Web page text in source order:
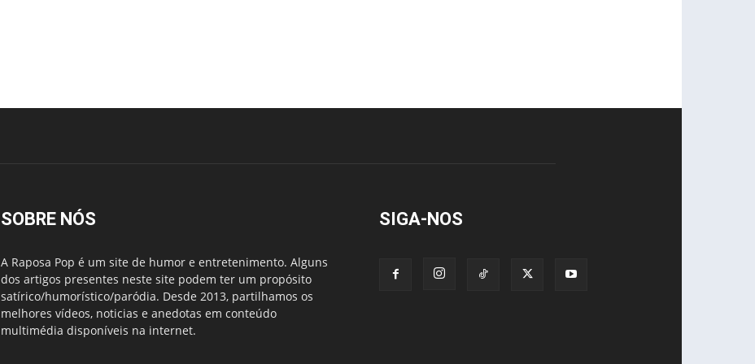
SOBRE NÓS
A Raposa Pop é um site de humor e entretenimento. Alguns
dos artigos presentes neste site podem ter um propósito
satírico/humorístico/paródia. Desde 2013, partilhamos os
melhores vídeos, noticias e anedotas em conteúdo
multimédia disponíveis na internet.
SIGA-NOS